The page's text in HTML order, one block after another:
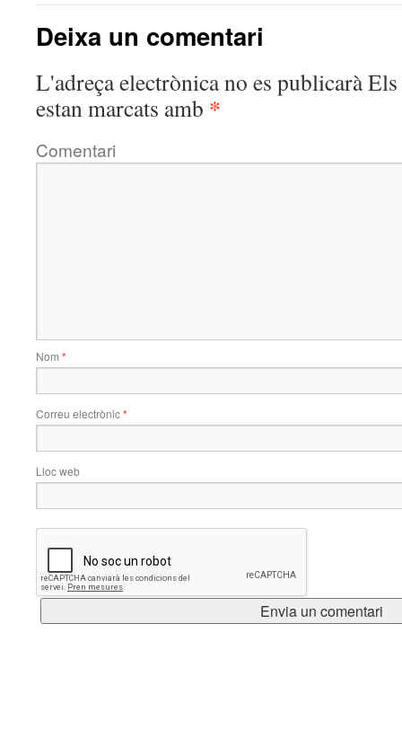
Deixa un comentari
L'adreça electrònica no es publicaràEls
estan marcats amb *
Comentari
Nom *
Correu electrònic*
Lloc web